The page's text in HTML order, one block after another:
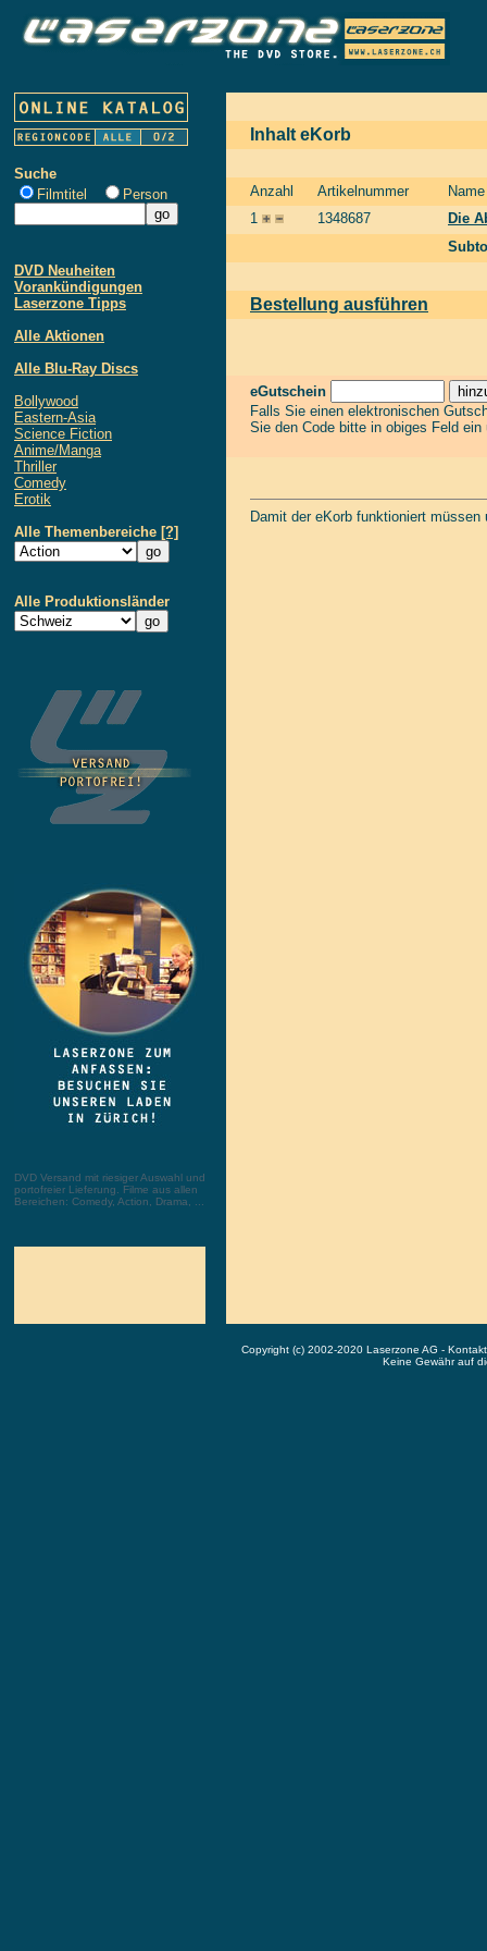
Suche
Filmtitel
Person
DVD Neuheiten
Vorankündigungen
Laserzone Tipps
Alle Aktionen
Alle Blu-Ray Discs
Bollywood
Eastern-Asia
Science Fiction
Anime/Manga
Thriller
Comedy
Erotik
Alle Themenbereiche [?]
Alle Produktionsländer
DVD Versand mit riesiger Auswahl und
portofreier Lieferung. Filme aus allen
Bereichen: Comedy, Action, Drama, ...
Inhalt eKorb
Anzahl Artikelnummer
Name
1
1348687
Die
Bestellung ausführen
eGutschein
Falls Sie einen elektronischen
Sie den Code bitte in obiges Feld
Damit der eKorb funktioniert
Copyright (c) 2002-2020 Laserzone AG -
Keine Gewähr auf